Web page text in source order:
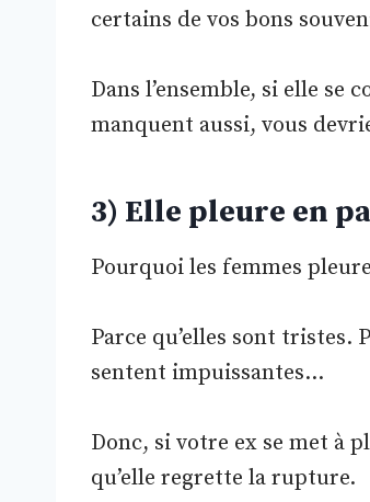
certains de vos bons
Dans l’ensemble, si elle se
manquent aussi, vous
3) Elle pleure en
Pourquoi les femmes
Parce qu’elles sont tristes.
sentent impuissantes…
Donc, si votre ex se met à
qu’elle regrette la rupture.